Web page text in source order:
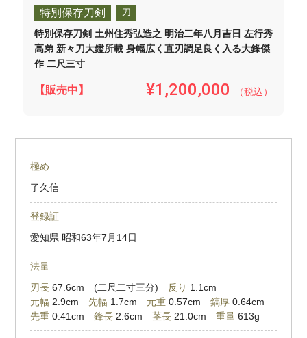
特別保存刀剣 刀
特別保存刀剣 土州住秀弘造之 明治二年八月吉日 左行秀
高弟 新々刀大鑑所載 身幅広く直刃調足良く入る大鋒傑
作 二尺三寸
【販売中】 ¥1,200,000 （税込）
極め
了久信
登録証
愛知県 昭和63年7月14日
法量
刃長 67.6cm (二尺二寸三分) 反り 1.1cm
元幅 2.9cm 先幅 1.7cm 元重 0.57cm鎬厚 0.64cm
先重 0.41cm鋒長 2.6cm茎長 21.0cm重量 613g